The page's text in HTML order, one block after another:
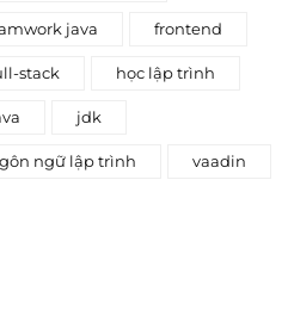
java frontend
stack học lập trình
jdk
ngữ lập trình vaadin